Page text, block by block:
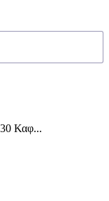
Καφ...